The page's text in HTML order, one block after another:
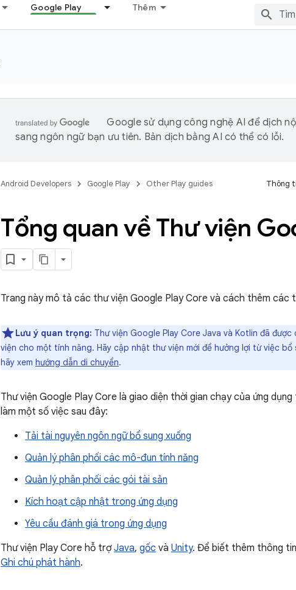
Google Play Thêm
Google sử dụng công nghệ AI để dịch
sang ngôn ngữ bạn ưu tiên. Bản dịch bằng AI có thể có lỗi.
Android Developers Google Play Other Play guides Thông
Tổng quan về Thư viện
Trang này mô tả các thư viện Google Play Core và cách thêm các
Lưu ý quan trọng: Thư viện Google Play Core Java và Kotlin đã
viện cho một tính năng. Hãy cập nhật thư viện mới để hưởng lợi từ việc
hãy xem hướng dẫn di chuyển.
Thư viện Google Play Core là giao diện thời gian chạy của ứng
làm một số việc sau đây:
Tải tài nguyên ngôn ngữ bổ sung xuống
Quản lý phân phối các mô-đun tính năng
Quản lý phân phối các gói tài sản
Kích hoạt cập nhật trong ứng dụng
Yêu cầu đánh giá trong ứng dụng
Thư viện Play Core hỗ trợJava, gốc và Unity. Để biết thêm thông
Ghi chú phát hành.